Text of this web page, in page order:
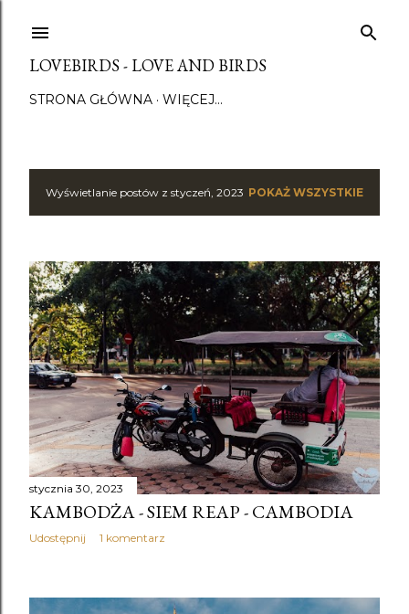
LOVEBIRDS - LOVE AND BIRDS
STRONA GŁÓWNA WIĘCEJ…
P
s
t
y
Wyświetlanie postów z styczeń, 2023 POKAŻ WSZYSTKIE
stycznia 30, 2023
KAMBODŻA - SIEM REAP - CAMBODIA
Udostępnij 1 komentarz